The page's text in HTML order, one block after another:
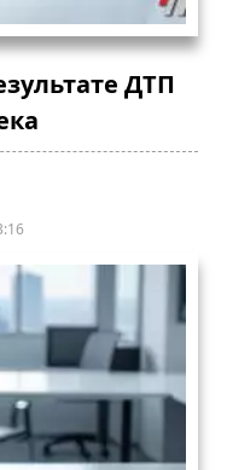
ДТП